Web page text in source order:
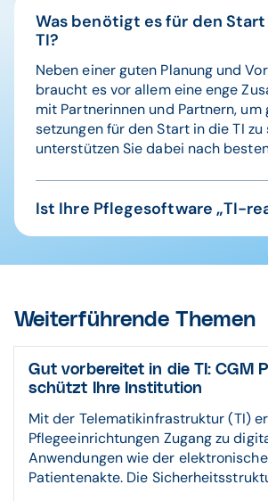
Was benötigt es für den
TI?
Neben einer guten Planung und
braucht es vor allem eine enge
mit Partnerinnen und Partnern, um
setzungen für den Start in die TI zu
unterstützen Sie dabei nach
Ist Ihre Pflegesoftware „TI-
Gesundheitswesen genutzte
werden kann.
Weiterführende Themen
Gut vorbereitet in die TI: CGM
schützt Ihre Institution
Mit der Telematikinfrastruktur (TI)
Pflegeeinrichtungen Zugang zu
Anwendungen wie der
Patientenakte. Die